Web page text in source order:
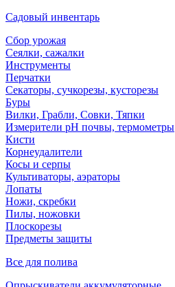
Садовый инвентарь
Сбор урожая
Сеялки, сажалки
Инструменты
Перчатки
Секаторы, сучкорезы, кусторезы
Буры
Вилки, Грабли, Совки, Тяпки
Измерители pH почвы, термометры
Кисти
Корнеудалители
Косы и серпы
Культиваторы, аэраторы
Лопаты
Ножи, скребки
Пилы, ножовки
Плоскорезы
Предметы защиты
Все для полива